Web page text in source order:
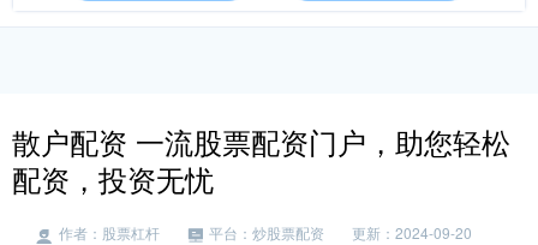
散户配资 一流股票配资门户，助您轻松
配资，投资无忧
作者：股票杠杆 平台：炒股票配资
更新：2024-09-20